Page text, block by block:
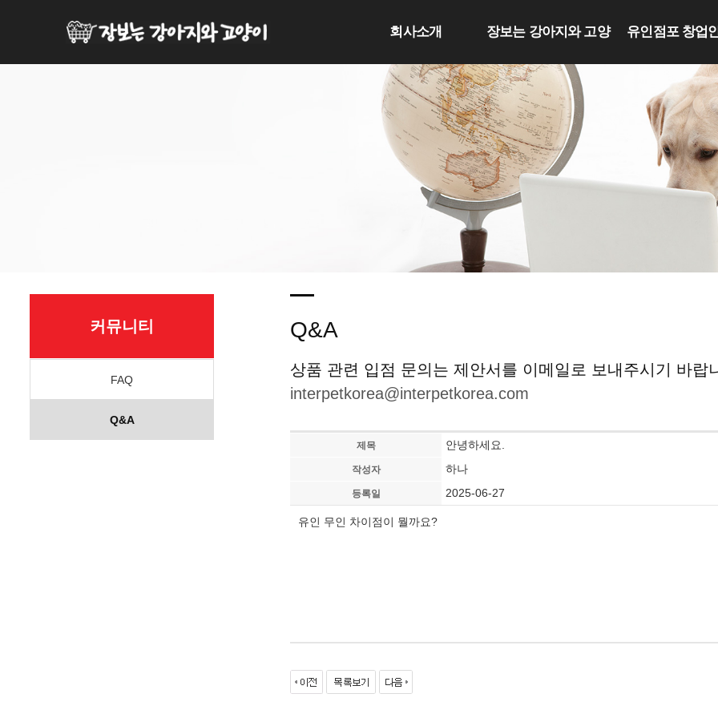
회사소개 장보는 강아지와 고양 유인점포 창업
커뮤니티
FAQ
Q&A
Q&A
상품 관련 입점 문의는 제안서를 이메일로 보내주시기 바랍
interpetkorea@interpetkorea.com
제목 안녕하세요.
작성자 하나
등록일 2025-06-27
유인 무인 차이점이 뭘까요?